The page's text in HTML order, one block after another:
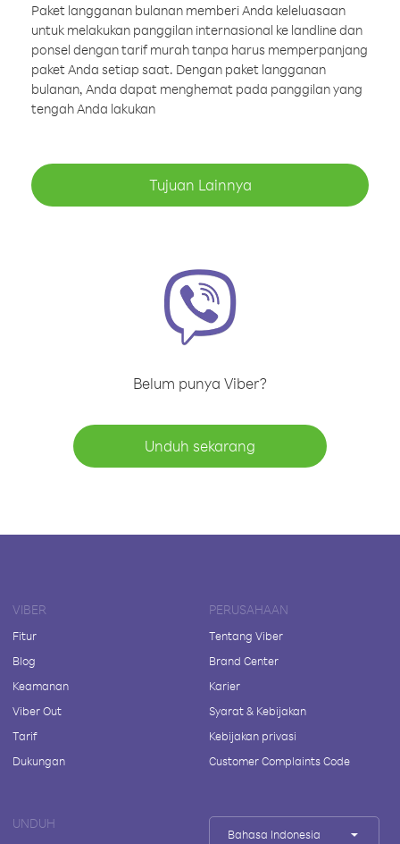
Paket langganan bulanan memberi Anda keleluasaan
untuk melakukan panggilan internasional ke landline dan
ponsel dengan tarif murah tanpa harus memperpanjang
paket Anda setiap saat. Dengan paket langganan
bulanan, Anda dapat menghemat pada panggilan yang
tengah Anda lakukan
Tujuan Lainnya
Belum punya Viber?
Unduh sekarang
VIBER
Fitur
Blog
Keamanan
Viber Out
Tarif
Dukungan
PERUSAHAAN
Tentang Viber
Brand Center
Karier
Syarat & Kebijakan
Kebijakan privasi
Customer Complaints Code
UNDUH
Bahasa Indonesia